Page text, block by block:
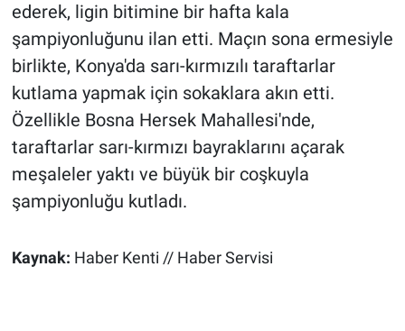
ederek, ligin bitimine bir hafta kala
şampiyonluğunu ilan etti. Maçın sona ermesiyle
birlikte, Konya'da sarı-kırmızılı taraftarlar
kutlama yapmak için sokaklara akın etti.
Özellikle Bosna Hersek Mahallesi'nde,
taraftarlar sarı-kırmızı bayraklarını açarak
meşaleler yaktı ve büyük bir coşkuyla
şampiyonluğu kutladı.
Kaynak: Haber Kenti // Haber Servisi